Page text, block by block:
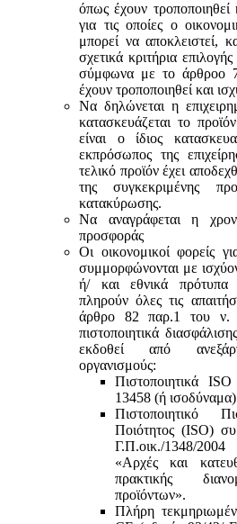
όπως έχουν
για τις οποίες ο
μπορεί να αποκλειστεί,
σχετικά κριτήρια
σύμφωνα με τo άρθροo
έχουν τροποποιηθεί και
Να δηλώνεται η
κατασκευάζεται το
είναι ο ίδιος
εκπρόσωπος της
τελικό προϊόν έχει
της συγκεκριμένης
κατακύρωσης.
Να αναγράφεται η
προσφοράς
Οι οικονομικοί φορείς
συμμορφώνονται με
ή/ και εθνικά
πληρούν όλες τις
άρθρο 82 παρ.1 του ν.
πιστοποιητικά
εκδοθεί από
οργανισμούς:
Πιστοποιητικά
13458 (ή ισοδύναμα)
Πιστοποιητικό
Ποιότητος (ISO)
Γ.Π.οικ./1348/
«Αρχές και
πρακτικής
προϊόντων».
Πλήρη